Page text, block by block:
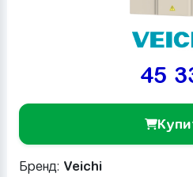
45
Бренд: Veichi